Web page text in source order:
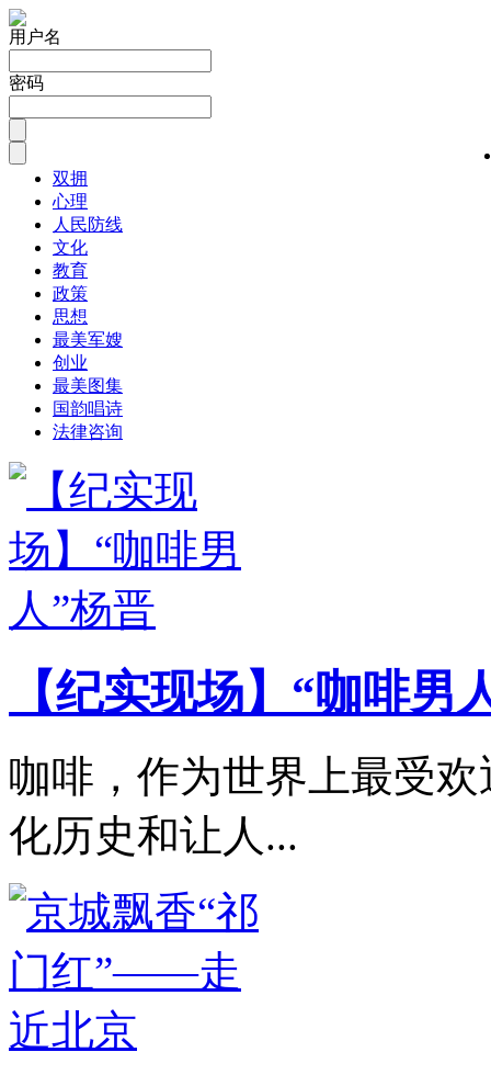
用户名
密码
双拥
心理
人民防线
文化
教育
政策
思想
最美军嫂
创业
最美图集
国韵唱诗
法律咨询
【纪实现场】“咖啡男
咖啡，作为世界上最受
化历史和让人...